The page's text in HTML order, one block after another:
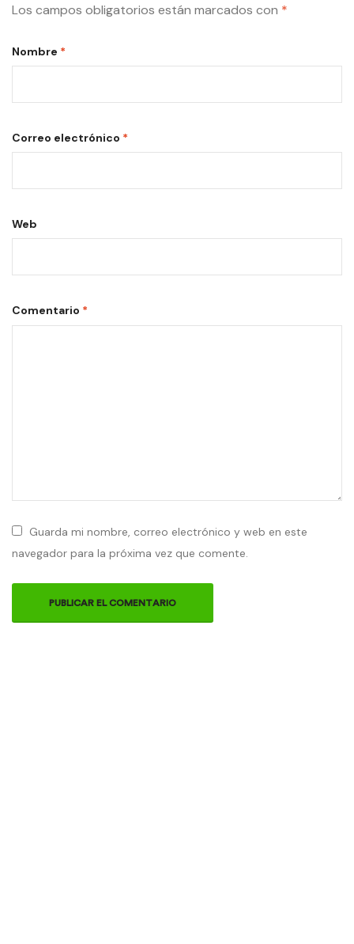
Los campos obligatorios están marcados con *
Comentario *
Nombre *
Correo electrónico *
Web
Guarda mi nombre, correo electrónico y web en este
navegador para la próxima vez que comente.